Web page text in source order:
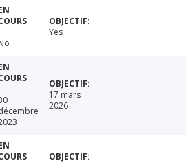
Yes
17 mars
2026